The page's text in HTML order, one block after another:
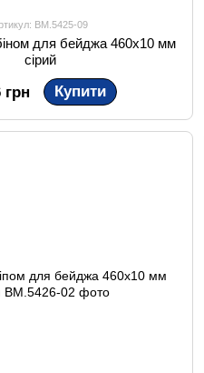
BM.5425-09
для бейджа 460х10 мм
сірий
грн Купити